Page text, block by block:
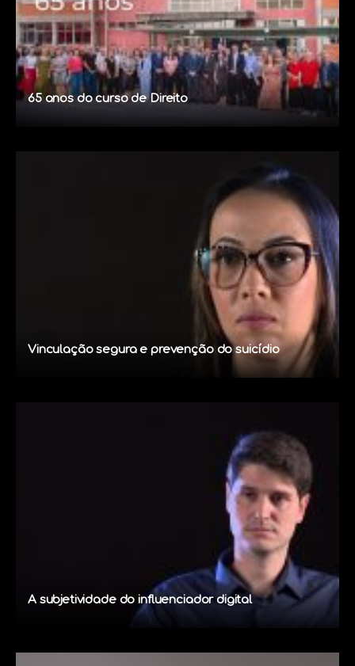
65 anos do curso de Direito
Vinculação segura e prevenção do suicídio
A subjetividade do influenciador digital